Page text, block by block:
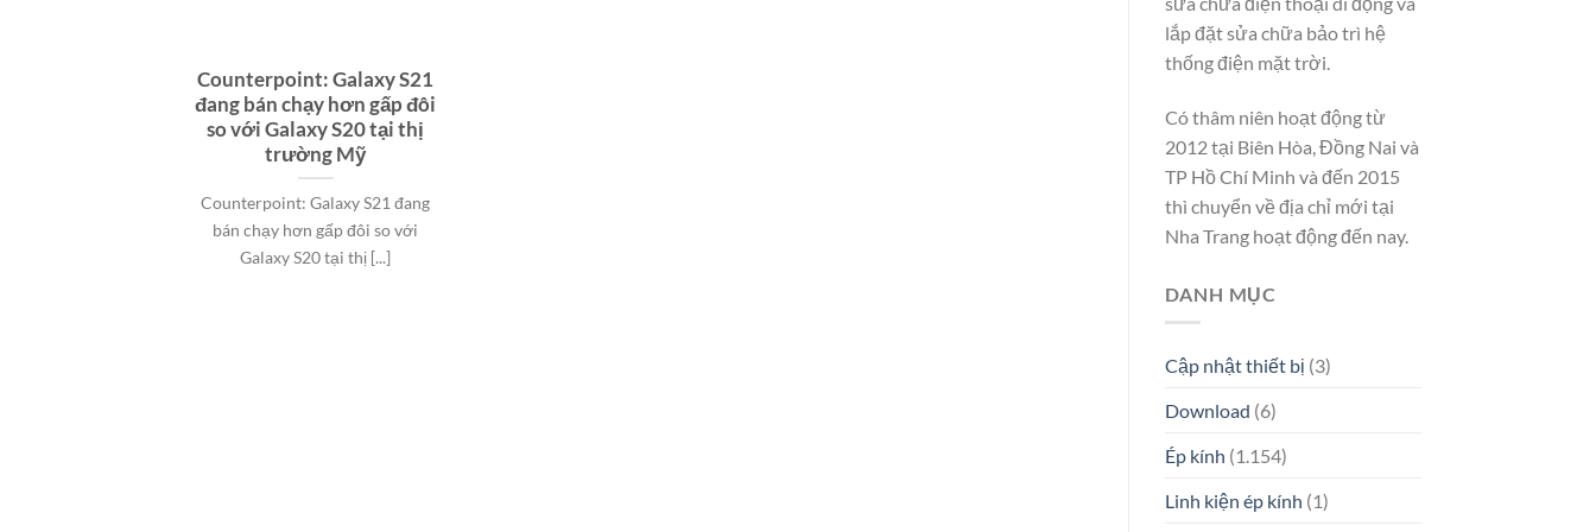
Counterpoint: Galaxy S21
đang bán chạy hơn gấp đôi
so với Galaxy S20 tại thị
trường Mỹ
Counterpoint: Galaxy S21 đang
bán chạy hơn gấp đôi so với
Galaxy S20 tại thị [...]
lắp đặt sửa chữa bảo trì hệ
thống điện mặt trời.
Có thâm niên hoạt động từ
2012 tại Biên Hòa, Đồng Nai và
TP Hồ Chí Minh và đến 2015
thì chuyển về địa chỉ mới tại
Nha Trang hoạt động đến nay.
DANH MỤC
Cập nhật thiết bị (3)
Download (6)
Ép kính (1.154)
Linh kiện ép kính (1)